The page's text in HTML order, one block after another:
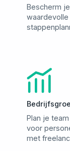
Bescherm
Plan je
voor
met